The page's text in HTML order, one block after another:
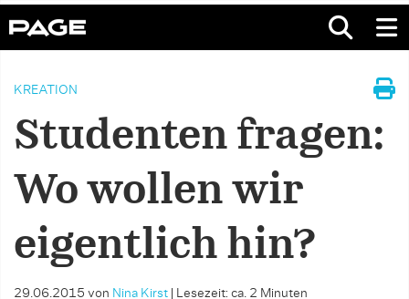
KREATION
Studenten fragen:
Wo wollen wir
eigentlich hin?
29.06.2015 von Nina Kirst Lesezeit: ca. 2 Minuten